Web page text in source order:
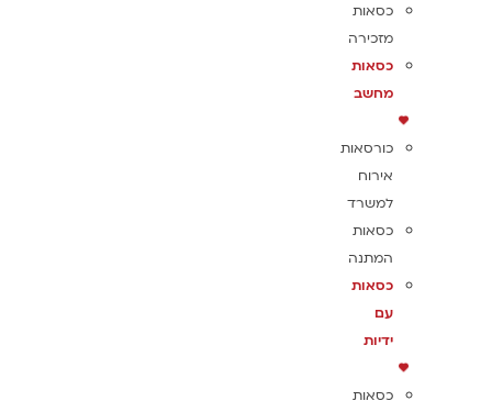
כסאות
מזכירה
כסאות
מחשב
כורסאות
אירוח
למשרד
כסאות
המתנה
כסאות
עם
ידיות
כסאות